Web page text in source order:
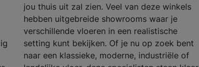
jou thuis uit zal zien. Veel van deze winkels
hebben uitgebreide showrooms waar je
verschillende vloeren in een realistische
setting kunt bekijken. Of je nu op zoek bent
naar een klassieke, moderne, industriële of